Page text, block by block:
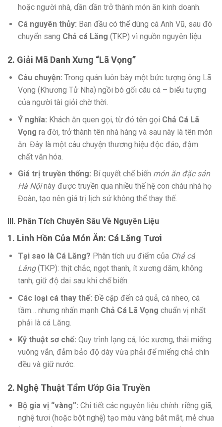
hoặc người nhà, dần dần trở thành món ăn kinh doanh.
Cá nguyên thủy: Ban đầu có thể dùng cá Anh Vũ, sau đó
chuyển sang Chả cá Lăng (TKP) vì nguồn nguyên liệu.
2. Giải Mã Danh Xưng “Lã Vọng”
Câu chuyện: Trong quán luôn bày một bức tượng ông Lã
Vọng (Khương Tử Nha) ngồi bó gối câu cá – biểu tượng
của người tài giỏi chờ thời.
Ý nghĩa: Khách ăn quen gọi, từ đó tên gọi Chả Cá Lã
Vọng ra đời, trở thành tên nhà hàng và sau này là tên món
ăn. Đây là một câu chuyện thương hiệu độc đáo, đậm
chất văn hóa.
Giá trị truyền thống: Bí quyết chế biến món ăn đặc sản
Hà Nộinày được truyền qua nhiều thế hệ con cháu nhà họ
Đoàn, tạo nên giá trị lịch sử không thể thay thế.
III. Phân Tích Chuyên Sâu Về Nguyên Liệu
1. Linh Hồn Của Món Ăn: Cá Lăng Tươi
Tại sao là Cá Lăng? Phân tích ưu điểm của Chả cá
Lăng(TKP): thịt chắc, ngọt thanh, ít xương dăm, không
tanh, giữ độ dai sau khi chế biến.
Các loại cá thay thế: Đề cập đến cá quả, cá nheo, cá
tầm… nhưng nhấn mạnh Chả Cá Lã Vọng chuẩn vị nhất
phải là cá Lăng.
Kỹ thuật sơ chế: Quy trình lạng cá, lóc xương, thái miếng
vuông vắn, đảm bảo độ dày vừa phải để miếng chả chín
đều và giữ nước.
2. Nghệ Thuật Tẩm Ướp Gia Truyền
Bộ gia vị “vàng”: Chi tiết các nguyên liệu chính: riềng giã,
nghệ tươi (hoặc bột nghệ) tạo màu vàng bắt mắt, mẻ chua